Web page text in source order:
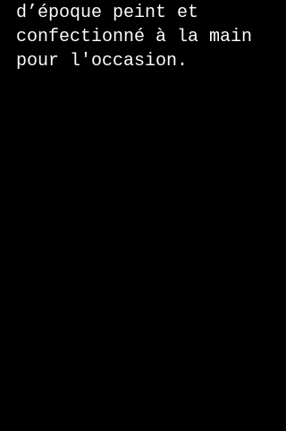
d’époque peint et
confectionné à la main
pour l'occasion.